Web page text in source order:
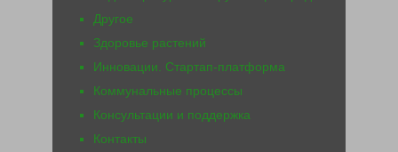
Другое
Здоровье растений
Инновации. Стартап-платформа
Коммунальные процессы
Консультации и поддержка
Контакты